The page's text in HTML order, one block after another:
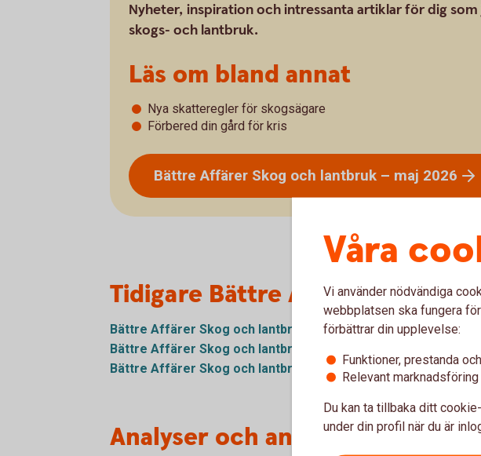
Nyheter, inspiration och intressanta artiklar för dig
skogs- och lantbruk.
Läs om bland annat
Nya skatteregler för skogsägare
Förbered din gård för kris
Bättre Affärer Skog och lantbruk – maj 2026
Tidigare Bättre Affärer Skog
Bättre Affärer Skog och lantbruk – mars2026
Bättre Affärer Skog och lantbruk – december
Bättre Affärer Skog och lantbruk – oktober2025
Analyser och annan
Våra
Vi använder nödvändiga
webbplatsen ska fungera
förbättrar din upplevelse:
Funktioner, prestanda
Relevant marknadsföring
Du kan ta tillbaka ditt
under din profil när du är